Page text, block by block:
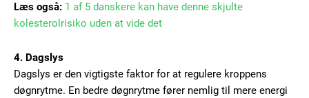
Læs også: 1 af 5 danskere kan have denne skjulte
kolesterolrisiko uden at vide det
4. Dagslys
Dagslys er den vigtigste faktor for at regulere kroppens
døgnrytme. En bedre døgnrytme fører nemlig til mere energi